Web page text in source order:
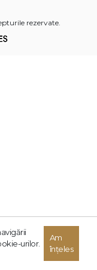
rezervate.
urilor.
Am
înțeles